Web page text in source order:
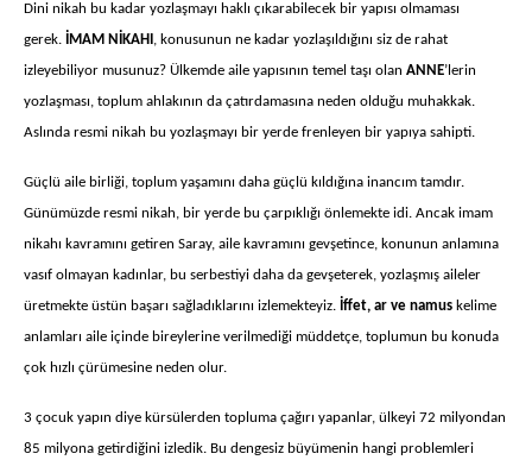
Dini nikah bu kadar yozlaşmayı haklı çıkarabilecek bir yapısı olmaması
gerek.
İMAM NİKAHI , konusunun ne kadar yozlaşıldığını siz de rahat
izleyebiliyor musunuz? Ülkemde aile yapısının temel taşı olan ANNE’lerin
yozlaşması, toplum ahlakının da çatırdamasına neden olduğu muhakkak.
Aslında resmi nikah bu yozlaşmayı bir yerde frenleyen bir yapıya sahipti.
Güçlü aile birliği, toplum yaşamını daha güçlü kıldığına inancım tamdır.
Günümüzde resmi nikah, bir yerde bu çarpıklığı önlemekte idi. Ancak imam
nikahı kavramını getiren Saray, aile kavramını gevşetince, konunun anlamına
vasıf olmayan kadınlar, bu serbestiyi daha da gevşeterek, yozlaşmış aileler
üretmekte üstün başarı sağladıklarını izlemekteyiz. İffet, ar ve namus kelime
anlamları aile içinde bireylerine verilmediği müddetçe, toplumun bu konuda
çok hızlı çürümesine neden olur.
3 çocuk yapın diye kürsülerden topluma çağırı yapanlar, ülkeyi 72 milyondan
85 milyona getirdiğini izledik. Bu dengesiz büyümenin hangi problemleri